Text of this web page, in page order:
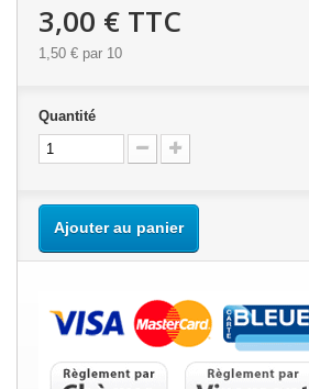
3,00 € TTC
1,50 € par 10
Quantité
Ajouter au panier